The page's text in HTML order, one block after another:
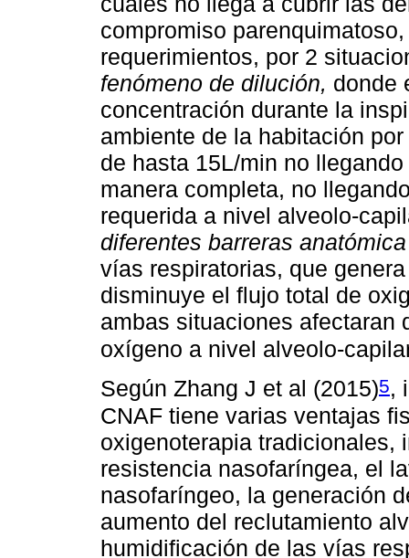
compromiso
requerimientos, por 2
fenómeno de dilución, donde
concentración durante la
ambiente de la habitación
de hasta 15L/min no
manera completa, no
requerida a nivel alveolo-
diferentes barreras anatómica
vías respiratorias, que
disminuye el flujo total de
ambas situaciones afectaran
oxígeno a nivel alveolo-
Según Zhang J et al (2015)5,
CNAF tiene varias ventajas
oxigenoterapia tradicionales,
resistencia nasofaríngea, el
nasofaríngeo, la generación
aumento del reclutamiento
humidificación de las vías